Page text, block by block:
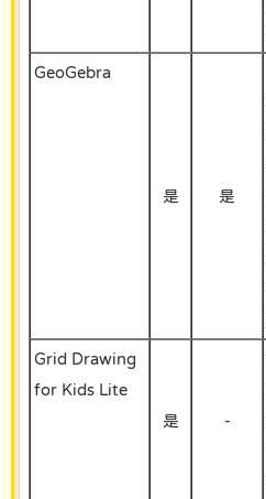
GeoGebra
是 是
Grid Drawing
for Kids Lite
是
-